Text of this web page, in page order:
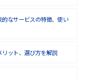
なサービスの特徴、使い
ット、選び方を解説
かりやすく解説